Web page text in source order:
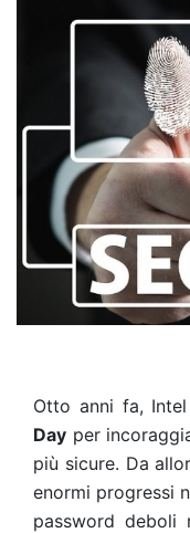
Otto anni fa,
Day per
più sicure. Da
enormi progressi
password deboli